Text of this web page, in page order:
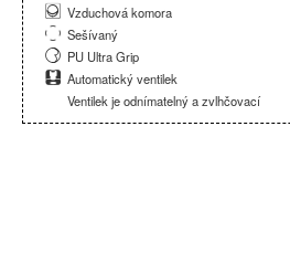
Vzduchová komora
Sešívaný
PU Ultra Grip
Automatický ventilek
Ventilek je odnímatelný a zvlhčovací